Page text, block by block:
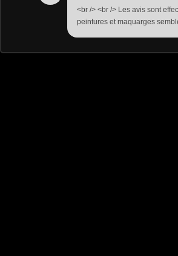
<br /> <br /> Les avis sont
peintures et maquarges